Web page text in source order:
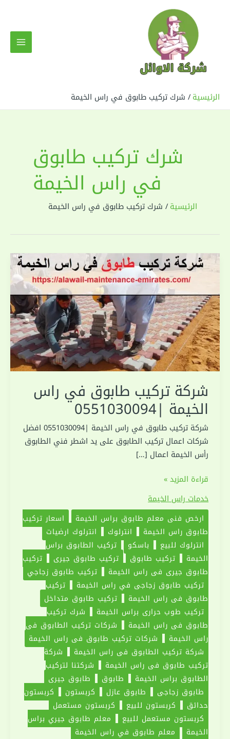
الرئيسية شرك تركيب طابوق في راس الخيمة
شرك تركيب طابوق
في راس الخيمة
الرئيسية شرك تركيب طابوق في راس الخيمة
شركة تركيب طابوق في راس
الخيمة |0551030094
شركة تركيب طابوق في راس الخيمة |0551030094 افضل
شركات اعمال تركيب الطابوق على يد اشطر فني الطابوق
رأس الخيمة اعمال […]
شركة
تركيب
طابوق
في
راس
الخيمة
|0551030094
قراءة المزيد »
خدمات راس الخيمة
ارخص فني معلم طابوق براس الخيمة
اسعار تركيب
طابوق راس الخيمة
انترلوك
انترلوك ارضيات
انترلوك للبيع
باسكو
تركيب الطابوق براس
الخيمة
تركيب طابوق تركيب طابوق جيري
تركيب
طابوق جيري في راس الخيمة
تركيب طابوق زجاجي
تركيب طابوق زجاجي في راس الخيمة
تركيب
طابوق في راس الخيمة
تركيب طابوق متداخل
تركيب طوب حراري براس الخيمة
شرك تركيب
طابوق في راس الخيمة
شركات تركيب الطابوق في
راس الخيمة
شركات تركيب طابوق في راس الخيمة
شركة تركيب الطابوق في راس الخيمة
شركة
تركيب طابوق في راس الخيمة
شركتنا لتركيب
الطابوق براس الخيمة
طابوق
طابوق جيري
طابوق زجاجي
طابوق عازل كربستون
كربستون
حدائق
كربستون للبيع
كربستون مستعمل
كربستون مستعمل للبيع
معلم طابوق جيري براس
الخيمة
معلم طابوق في راس الخيمة